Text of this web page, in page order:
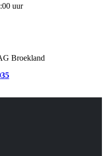
uur
Broekland